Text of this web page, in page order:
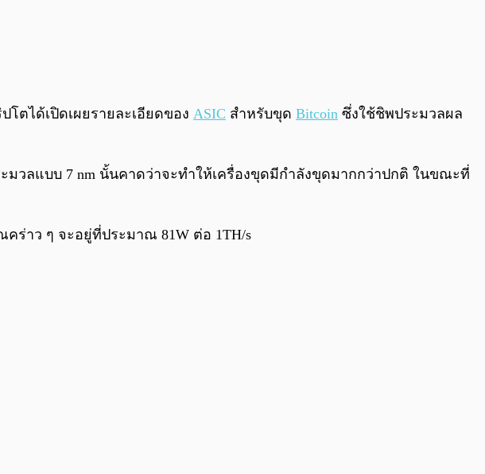
0:00 /
ตได้เปิดเผยรายละเอียดของ ASIC สำหรับขุด Bitcoin ซึ่งใช้ชิพประมวลผล
มวลแบบ 7 nm นั้นคาดว่าจะทำให้เครื่องขุดมีกำลังขุดมากกว่าปกติ ในขณะที่
คร่าว ๆ จะอยู่ที่ประมาณ 81W ต่อ 1TH/s